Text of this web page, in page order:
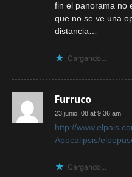
fin el panorama no
que no se ve una
distancia…
Cargando...
Furruco
23 junio, 08 at 9:36 am
http://
Apocalipsis/
Cargando...